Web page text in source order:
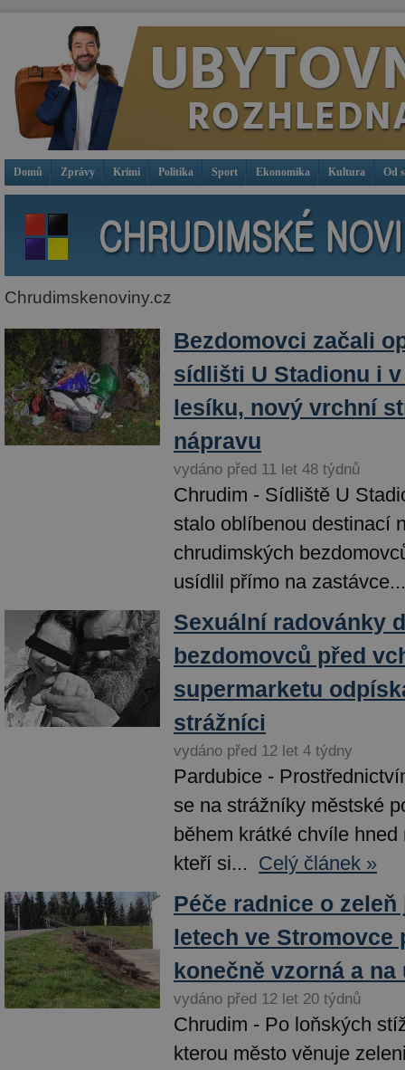
Domů Zprávy Krimi Politika Sport Ekonomika Kultura Od
Chrudimskenoviny.cz
Bezdomovci začali
sídlišti U Stadionu i
lesíku, nový vrchní
nápravu
vydáno před 11 let 48 týdnů
Chrudim - Sídliště U
stalo oblíbenou destinací
chrudimských
usídlil přímo na zastávce...
Sexuální radovánky
bezdomovců před
supermarketu
strážníci
vydáno před 12 let 4 týdny
Pardubice -
se na strážníky městské
během krátké chvíle
kteří si... Celý článek »
Péče radnice o
letech ve Stromovce
konečně vzorná a na
vydáno před 12 let 20 týdnů
Chrudim - Po loňských
kterou město věnuje